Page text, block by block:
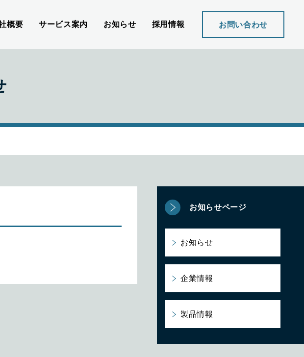
概要 サービス案内 お知らせ 採用情報 お問い合わせ
お知らせページ
お知らせ
企業情報
製品情報